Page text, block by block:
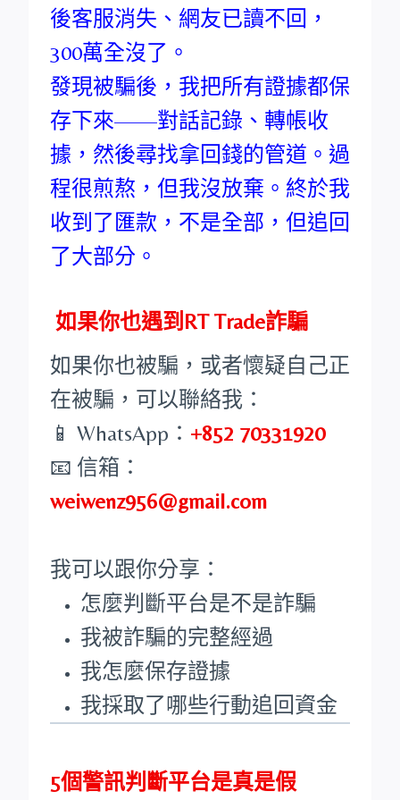
後客服消失、網友已讀不回，
300萬全沒了。
發現被騙後，我把所有證據都保
存下來——對話記錄、轉帳收
據，然後尋找拿回錢的管道。過
程很煎熬，但我沒放棄。終於我
收到了匯款，不是全部，但追回
了大部分。
如果你也遇到RT Trade詐騙
如果你也被騙，或者懷疑自己正
在被騙，可以聯絡我：
📱 WhatsApp： +852 70331920
📧 信箱：
weiwenz956@gmail.com
我可以跟你分享：
怎麼判斷平台是不是詐騙
我被詐騙的完整經過
我怎麼保存證據
我採取了哪些行動追回資金
5個警訊判斷平台是真是假